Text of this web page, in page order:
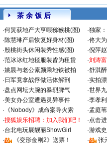
茶 余 饭 后
·何炅获地产大亨喂猕猴桃(图) ·独家
·陈慧琳产后恢复好身材(图) ·佟大
·殷桃街头休闲装秀性感(图) ·倪萍
·范冰冰红地毯服装皆为租赁 ·刘涛
·姚晨与老公素颜乘地铁被拍 ·舒淇
· 日军竟拿战俘做活体解剖 ·实拍
·盘点网坛大腕的暴烈脾气 ·世界
·美女办公室遭遇灵异事件 ·李孝
· 《Nobody》成命案导火索 ·孟庭
·搜狐娱乐招聘：加入我们吧！ ·点击
·台北电玩展靓丽ShowGirl ·游戏
·
《变形金刚2》送票！ ·
张